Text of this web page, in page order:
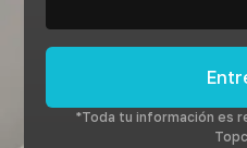
*Toda tu información es